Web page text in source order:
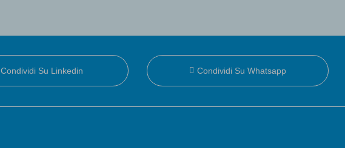
Condividi Su Linkedin Condividi Su Whatsapp